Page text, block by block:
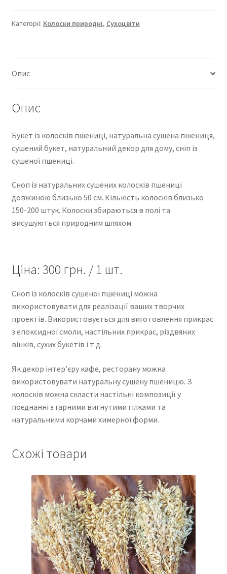
Категорії: Колоски природні, Сухоцвіти
Опис
Опис
Букет із колосків пшениці, натуральна сушена пшениця,
сушений букет, натуральний декор для дому, сніп із
сушеної пшениці.
Сноп із натуральних сушених колосків пшениці
довжиною близько 50 см. Кількість колосків близько
150-200 штук. Колоски збираються в полі та
висушуються природним шляхом.
Ціна: 300 грн. / 1 шт.
Сноп із колосків сушеної пшениці можна
використовувати для реалізації ваших творчих
проектів. Використовується для виготовлення прикрас
з епоксидної смоли, настільних прикрас, різдвяних
вінків, сухих букетів і т.д.
Як декор інтер’єру кафе, ресторану можна
використовувати натуральну сушену пшеницю. З
колосків можна скласти настільні композиції у
поєднанні з гарними вигнутими гілками та
натуральними корчами химерної форми.
Схожі товари